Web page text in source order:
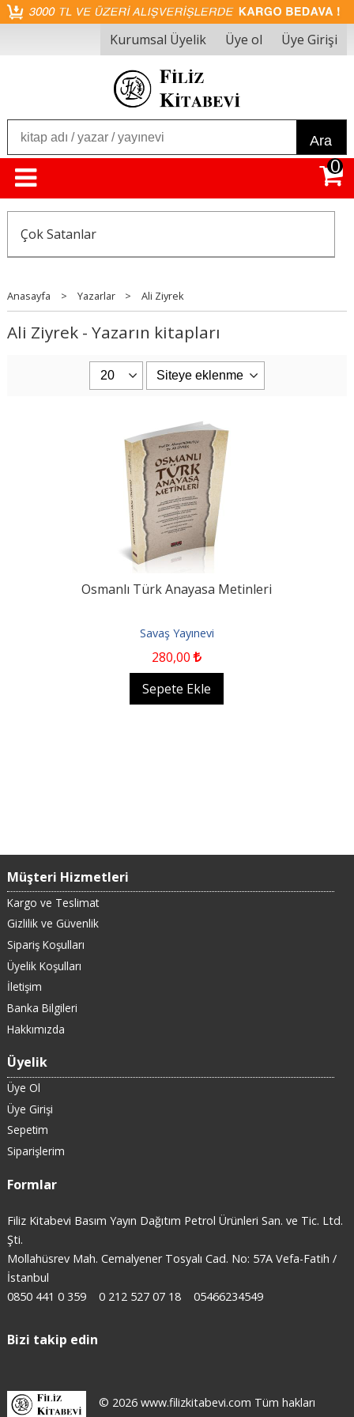
Kurumsal Üyelik Üye ol Üye Girişi
Ara
0
Çok Satanlar
Anasayfa > Yazarlar > Ali Ziyrek
Ali Ziyrek - Yazarın kitapları
Osmanlı Türk Anayasa Metinleri
Savaş Yayınevi
280,00
Sepete Ekle
Müşteri Hizmetleri
Kargo ve Teslimat
Gizlilik ve Güvenlik
Sipariş Koşulları
Üyelik Koşulları
İletişim
Banka Bilgileri
Hakkımızda
Üyelik
Üye Ol
Üye Girişi
Sepetim
Siparişlerim
Formlar
Filiz Kitabevi Basım Yayın Dağıtım Petrol Ürünleri San. ve Tic. Ltd.
Şti.
Mollahüsrev Mah. Cemalyener Tosyalı Cad. No: 57A Vefa-Fatih /
İstanbul
0850 441 0 359
0 212 527 07 18 05466234549
Bizi takip edin
© 2026 www.filizkitabevi.com Tüm hakları